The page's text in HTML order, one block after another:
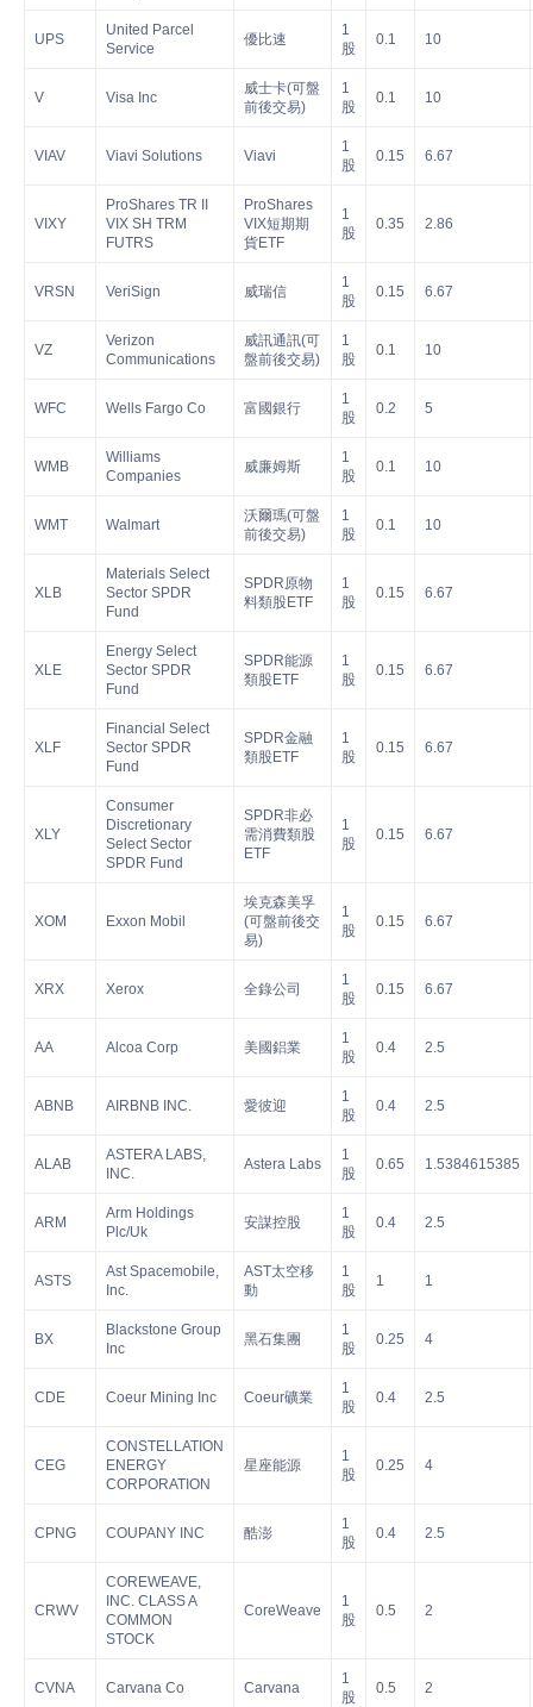
UPS
United Parcel
Service
優比速
1
股
0.1 10
V Visa Inc
威士卡(可盤
前後交易)
1
股
0.1 10
VIAV Viavi Solutions Viavi
1
股
0.15 6.67
VIXY
ProShares TR II
VIX SH TRM
FUTRS
ProShares
VIX短期期
貨ETF
1
股
0.35 2.86
VRSN VeriSign 威瑞信
1
股
0.15 6.67
VZ
Verizon
Communications
威訊通訊(可
盤前後交易)
1
股
0.1 10
WFC Wells Fargo Co 富國銀行
1
股
0.2 5
WMB
Williams
Companies
威廉姆斯
1
股
0.1 10
WMT Walmart
沃爾瑪(可盤
前後交易)
1
股
0.1 10
XLB
Materials Select
Sector SPDR
Fund
SPDR原物
料類股ETF
1
股
0.15 6.67
XLE
Energy Select
Sector SPDR
Fund
SPDR能源
類股ETF
1
股
0.15 6.67
XLF
Financial Select
Sector SPDR
Fund
SPDR金融
類股ETF
1
股
0.15 6.67
XLY
Consumer
Discretionary
Select Sector
SPDR Fund
SPDR非必
需消費類股
ETF
1
股
0.15 6.67
XOM Exxon Mobil
埃克森美孚
(可盤前後交
易)
1
股
0.15 6.67
XRX Xerox 全錄公司
1
股
0.15 6.67
AA Alcoa Corp 美國鋁業
1
股
0.4 2.5
ABNB AIRBNB INC. 愛彼迎
1
股
0.4 2.5
ALAB
ASTERA LABS,
INC.
Astera Labs
1
股
0.65 1.5384615385
ARM
Arm Holdings
Plc/Uk
安謀控股
1
股
0.4 2.5
ASTS
Ast Spacemobile,
Inc.
AST太空移
動
1
股
1 1
BX
Blackstone Group
Inc
黑石集團
1
股
0.25 4
CDE Coeur Mining Inc Coeur礦業
1
股
0.4 2.5
CEG
CONSTELLATION
ENERGY
CORPORATION
星座能源
1
股
0.25 4
CPNG COUPANY INC 酷澎
1
股
0.4 2.5
CRWV
COREWEAVE,
INC. CLASS A
COMMON
STOCK
CoreWeave
1
股
0.5 2
CVNA Carvana Co Carvana
1
股
0.5 2